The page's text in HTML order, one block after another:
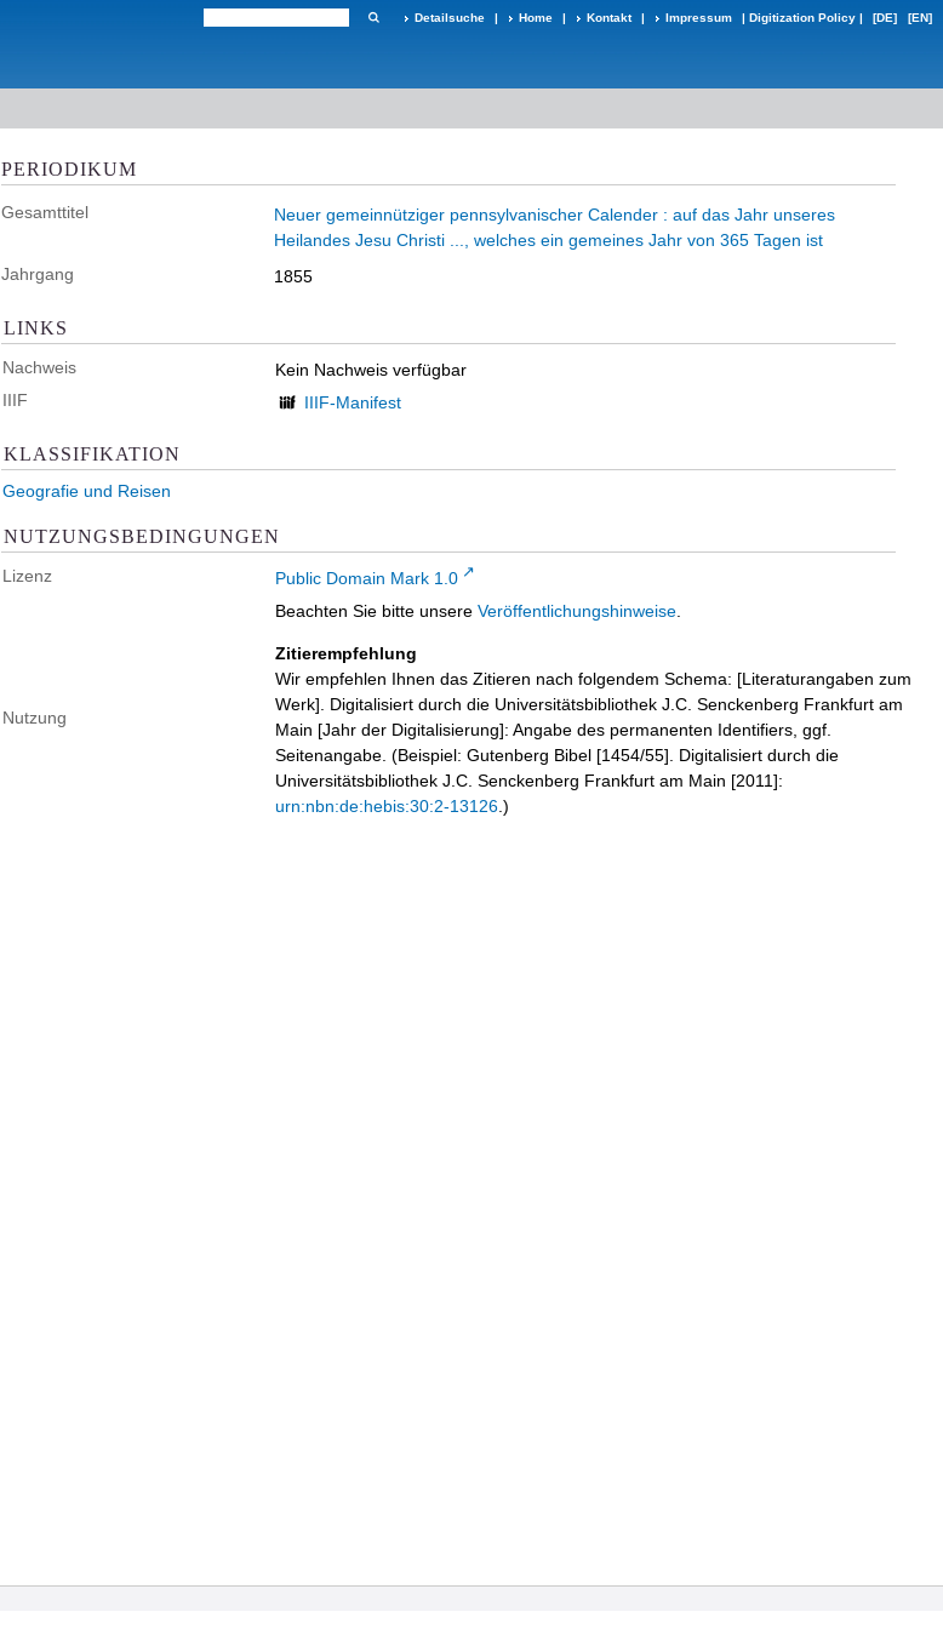
Detailsuche | Home | Kontakt | Impressum | Digitization Policy | [DE] [EN]
PERIODIKUM
Gesamttitel
Neuer gemeinnütziger pennsylvanischer Calender : auf das Jahr unseres
Heilandes Jesu Christi ..., welches ein gemeines Jahr von 365 Tagen ist
Jahrgang
1855
LINKS
Nachweis
Kein Nachweis verfügbar
IIIF
IIIF-Manifest
KLASSIFIKATION
Geografie und Reisen
NUTZUNGSBEDINGUNGEN
Lizenz Public Domain Mark 1.0
Nutzung
Beachten Sie bitte unsere Veröffentlichungshinweise
Zitierempfehlung
Wir empfehlen Ihnen das Zitieren nach folgendem Schema: [Literaturangaben zum
Werk]. Digitalisiert durch die Universitätsbibliothek J.C. Senckenberg Frankfurt am
Main [Jahr der Digitalisierung]: Angabe des permanenten Identifiers, ggf.
Seitenangabe. (Beispiel: Gutenberg Bibel [1454/55]. Digitalisiert durch die
Universitätsbibliothek J.C. Senckenberg Frankfurt am Main [2011]:
urn:nbn:de:hebis:30:2-13126 .)